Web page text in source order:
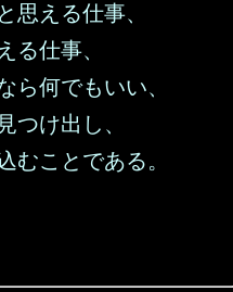
思える仕事、
る仕事、
ら何でもいい、
つけ出し、
むことである。